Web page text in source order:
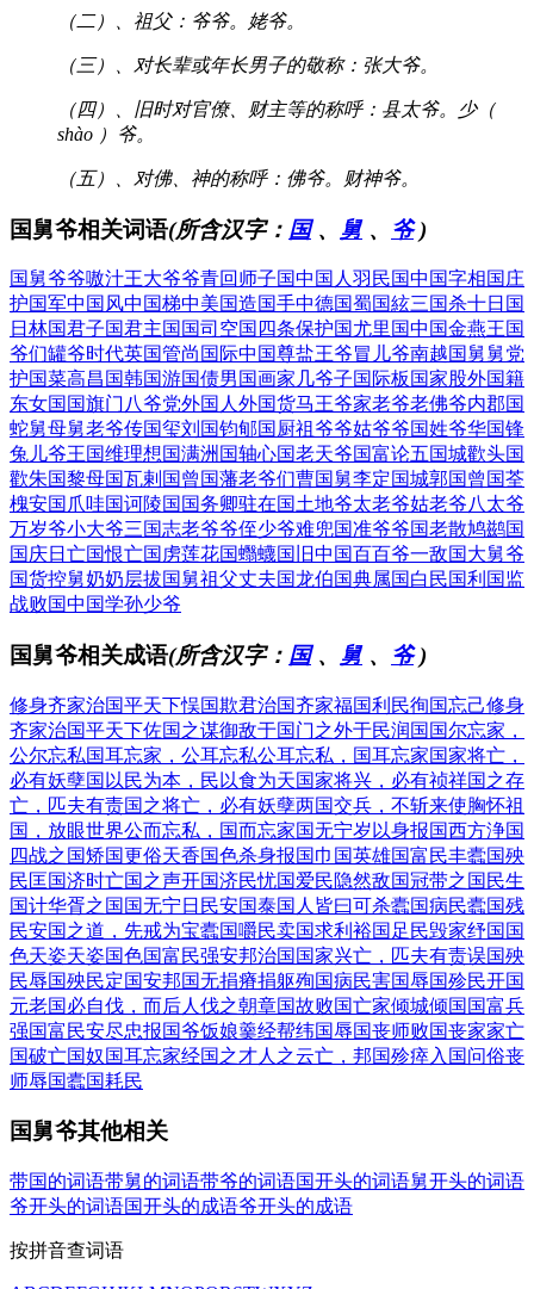
（二）、祖父：爷爷。姥爷。
（三）、对长辈或年长男子的敬称：张大爷。
（四）、旧时对官僚、财主等的称呼：县太爷。少（
shào ）爷。
（五）、对佛、神的称呼：佛爷。财神爷。
国舅爷相关词语(所含汉字： 国、 舅、 爷)
国舅爷爷嗷汁王大爷爷青回 师子国中国人 羽民国中国字相国庄
护国军中国风中国梯中美国造国手中德国蜀国絃三国杀十日国
日林国君子国君主国 国司空国四条保护国尤里国中国金燕王国
爷们罐爷时代英国管尚国际中国尊盐王爷冒儿爷南越国舅舅党
护国菜高昌国韩国游国债男 国画家 几爷子国际板 国家股外国籍
东女国 国旗门 八爷党外国人 外国货马王爷家老爷老佛爷内郡国
蛇舅母舅老爷传国玺刘国钧郇国厨祖爷爷姑爷爷国姓爷华国锋
兔儿爷王国维理想国满洲国轴心国老天爷国富论五国城歡头国
歡朱国黎母国瓦剌国曾国藩老爷们曹国舅李定国城郭国曾国荃
槐安国 爪哇国诃陵国 国务卿驻在国土地爷太老爷姑老爷八太爷
万岁爷小大爷三国志老爷爷侄少爷难兜国准爷爷国老散鸠鹚国
国庆日 亡国恨亡国虏莲花国蠮蠛国 旧中国百百爷一敌国大舅爷
国货控舅奶奶层拔国舅祖父丈夫国龙伯国典属国白民国利国监
战败国中国学孙少爷
国舅爷相关成语(所含汉字： 国、 舅 、 爷)
修身齐家治国平天下悮国欺君治国齐家福国利民徇国忘己修身
齐家治国平天下佐国之谋御敌于国门之外于民润国 国尔忘家，
公尔忘私国耳忘家，公耳忘私公耳忘私，国耳忘家国家将亡，
必有妖孽国以民为本，民以食为天国家将兴，必有祯祥国之存
亡，匹夫有责国之将亡，必有妖孽两国交兵，不斩来使胸怀祖
国，放眼世界公而忘私，国而忘家国无宁岁 以身报国西方浄国
四战之国矫国更俗天香国色杀身报国巾国英雄国富民丰蠹国殃
民匡国济时亡国之声开国济民忧国爱民隐然敌国冠带之国 民生
国计华胥之国 国无宁日 民安国泰国人皆曰可杀蠹国病民蠹国残
民安国之道，先戒为宝蠹国嚼民卖国求利 裕国足民毁家纾国 国
色天姿天姿国色国富民强安邦治国 国家兴亡，匹夫有责误国殃
民辱国殃民定国安邦国无捐瘠捐躯殉国病民害国辱国殄民开国
元老国必自伐，而后人伐之朝章国故败国亡家倾城倾国 国富兵
强国富民安尽忠报国爷饭娘羹经帮纬国辱国丧师败国丧家家亡
国破亡国奴 国耳忘家经国之才人之云亡，邦国殄瘁入国问俗丧
师辱国蠹国耗民
国舅爷其他相关
带国的词语带舅的词语带爷的词语国开头的词语舅开头的词语
爷开头的词语国开头的成语爷开头的成语
按拼音查词语